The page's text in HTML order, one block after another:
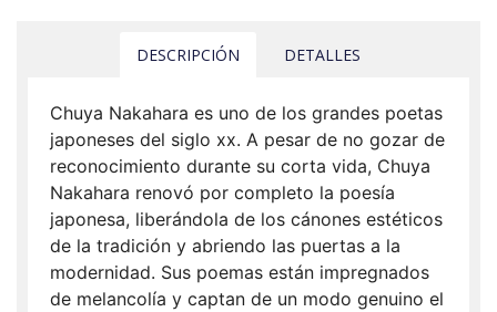
DESCRIPCIÓN DETALLES
Chuya Nakahara es uno de los grandes poetas
japoneses del siglo xx. A pesar de no gozar de
reconocimiento durante su corta vida, Chuya
Nakahara renovó por completo la poesía
japonesa, liberándola de los cánones estéticos
de la tradición y abriendo las puertas a la
modernidad. Sus poemas están impregnados
de melancolía y captan de un modo genuino el